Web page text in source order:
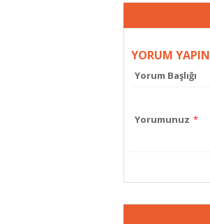
YORUM YAPIN
Yorum Başlığı
Yorumunuz *